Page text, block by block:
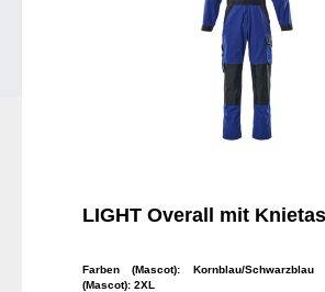
LIGHT Overall mit
Farben (Mascot): Kornblau/Schwarzblau
(Mascot): 2XL